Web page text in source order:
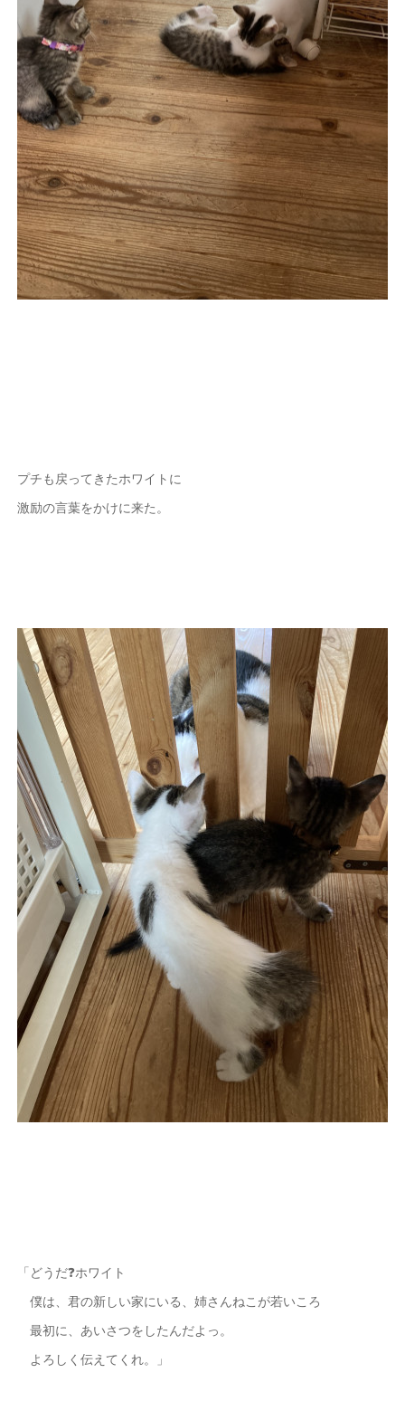
プチも戻ってきたホワイトに
激励の言葉をかけに来た。
「どうだ❓ホワイト
僕は、君の新しい家にいる、姉さんねこが若いころ
最初に、あいさつをしたんだよっ。
よろしく伝えてくれ。」